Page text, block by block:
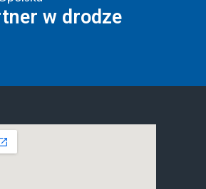
w drodze